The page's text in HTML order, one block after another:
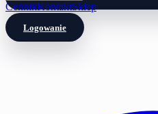
CennikKontaktSklep
Logowanie